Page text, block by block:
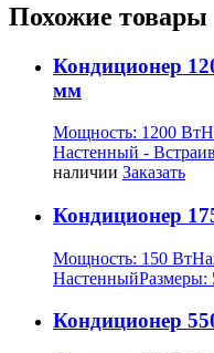
Похожие товары
Кондиционер
мм
Мощность: 1200 Вт
Настенный -
наличии Заказать
Кондиционер
Мощность: 150 Вт
НастенныйРазмеры:
Кондиционер